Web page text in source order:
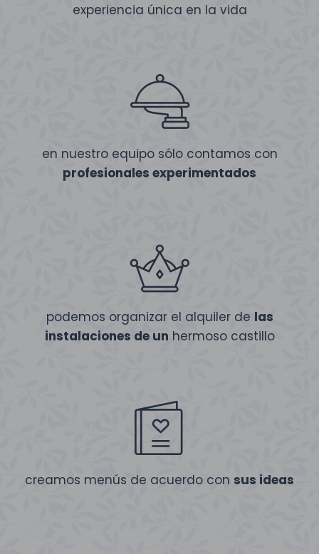
experiencia única en la vida
en nuestro equipo sólo contamos con
profesionales experimentados
podemos organizar el alquiler de las
instalaciones de un hermoso castillo
creamos menús de acuerdo con sus ideas